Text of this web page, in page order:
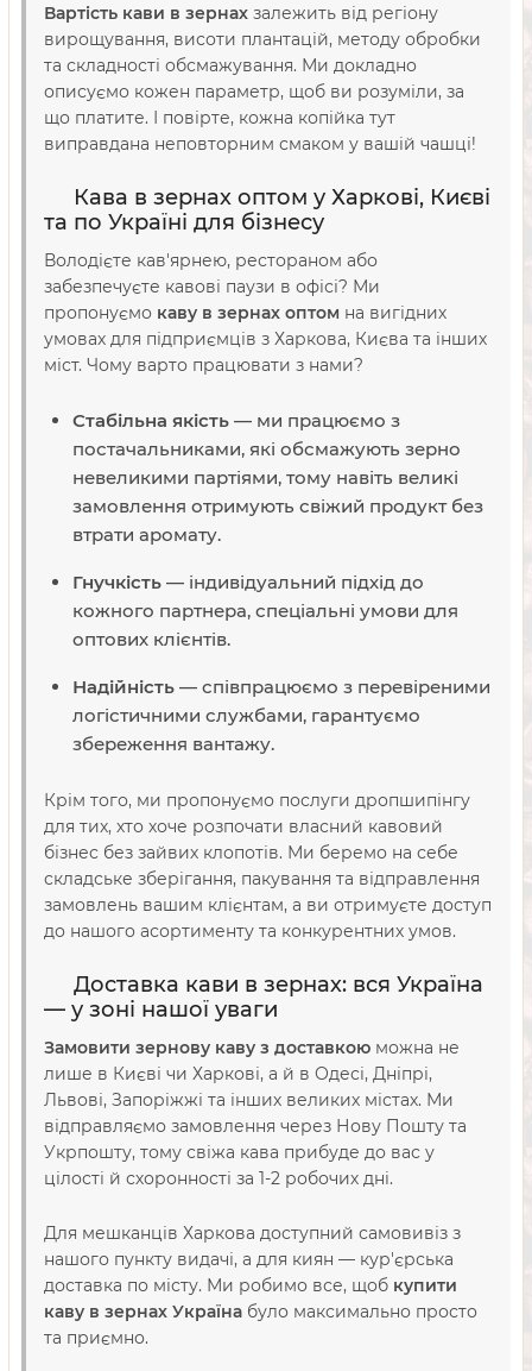
Вартість кави в зернах залежить від регіону
вирощування, висоти плантацій, методу обробки
та складності обсмажування. Ми докладно
описуємо кожен параметр, щоб ви розуміли, за
що платите. І повірте, кожна копійка тут
виправдана неповторним смаком у вашій чашці!
Кава в зернах оптом у Харкові, Києві
та по Україні для бізнесу
Володієте кав'ярнею, рестораном або
забезпечуєте кавові паузи в офісі? Ми
пропонуємо каву в зернах оптом на вигідних
умовах для підприємців з Харкова, Києва та інших
міст. Чому варто працювати з нами?
Стабільна якість — ми працюємо з
постачальниками, які обсмажують зерно
невеликими партіями, тому навіть великі
замовлення отримують свіжий продукт без
втрати аромату.
Гнучкість — індивідуальний підхід до
кожного партнера, спеціальні умови для
оптових клієнтів.
Надійність — співпрацюємо з перевіреними
логістичними службами, гарантуємо
збереження вантажу.
Крім того, ми пропонуємо послуги дропшипінгу
для тих, хто хоче розпочати власний кавовий
бізнес без зайвих клопотів. Ми беремо на себе
складське зберігання, пакування та відправлення
замовлень вашим клієнтам, а ви отримуєте доступ
до нашого асортименту та конкурентних умов.
Доставка кави в зернах: вся Україна
— у зоні нашої уваги
Замовити зернову каву з доставкою можна не
лише в Києві чи Харкові, а й в Одесі, Дніпрі,
Львові, Запоріжжі та інших великих містах. Ми
відправляємо замовлення через Нову Пошту та
Укрпошту, тому свіжа кава прибуде до вас у
цілості й схоронності за 1-2 робочих дні.
Для мешканців Харкова доступний самовивіз з
нашого пункту видачі, а для киян — кур'єрська
доставка по місту. Ми робимо все, щоб купити
каву в зернах Україна було максимально просто
та приємно.